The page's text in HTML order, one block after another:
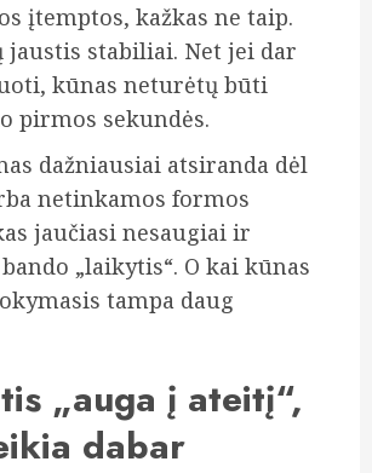
įtemptos, kažkas ne taip.
jaustis stabiliai. Net jei dar
kūnas neturėtų būti
pirmos sekundės.
dažniausiai atsiranda dėl
netinkamos formos
jaučiasi nesaugiai ir
„laikytis“. O kai kūnas
tampa daug
„auga į ateitį“,
dabar